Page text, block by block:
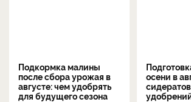
Подкормка малины
после сбора урожая в
августе: чем удобрять
для будущего сезона
осени в